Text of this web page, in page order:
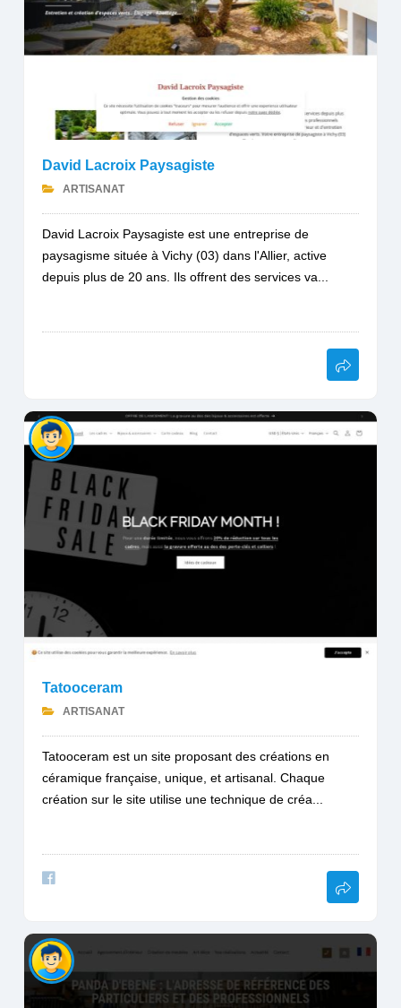
David Lacroix Paysagiste
ARTISANAT
David Lacroix Paysagiste est une entreprise de
paysagisme située à Vichy (03) dans l'Allier, active
depuis plus de 20 ans. Ils offrent des services va...
Tatooceram
ARTISANAT
Tatooceram est un site proposant des créations en
céramique française, unique, et artisanal. Chaque
création sur le site utilise une technique de créa...